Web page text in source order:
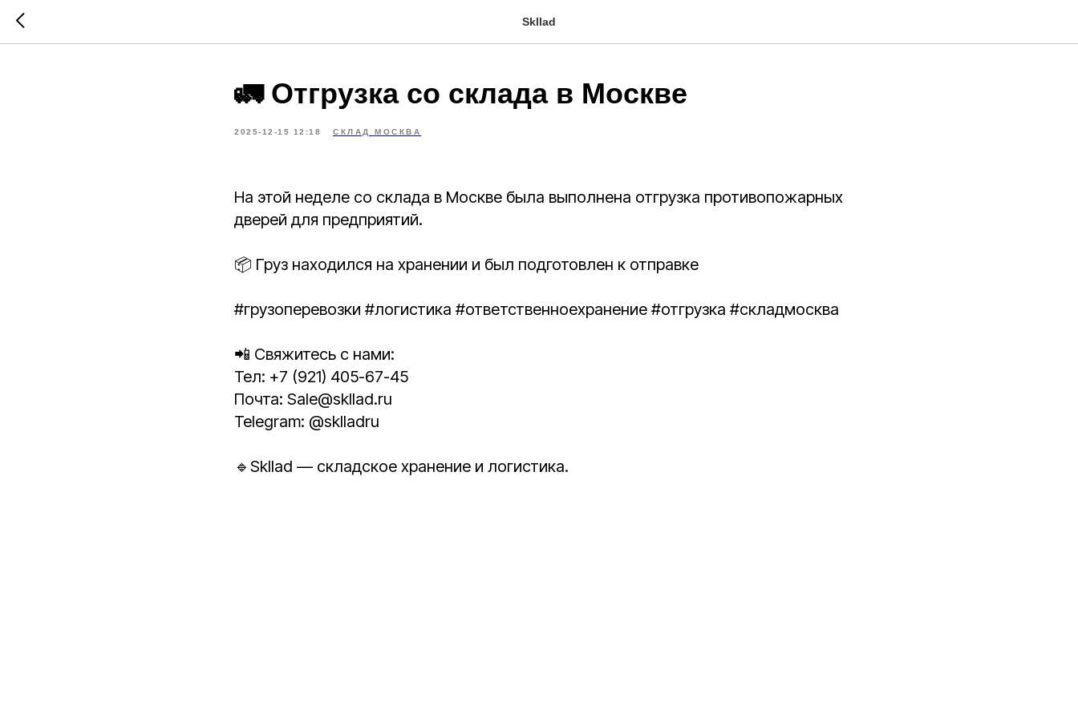
Skllad
🚛 Отгрузка со склада в Москве
2025-12-15 12:18 СКЛАД МОСКВА
На этой неделе со склада в Москве была выполнена отгрузка противопожарных
дверей для предприятий.
📦 Груз находился на хранении и был подготовлен к отправке
#грузоперевозки #логистика #ответственноехранение #отгрузка #складмосква
📲 Свяжитесь с нами:
Тел: +7 (921) 405-67-45
Почта: Sale@skllad.ru
Telegram: @sklladru
🔹Skllad — складское хранение и логистика.